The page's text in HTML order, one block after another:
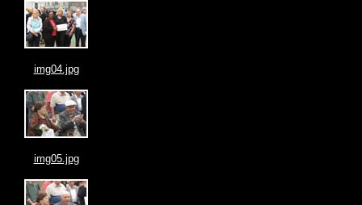
img04.jpg
img05.jpg